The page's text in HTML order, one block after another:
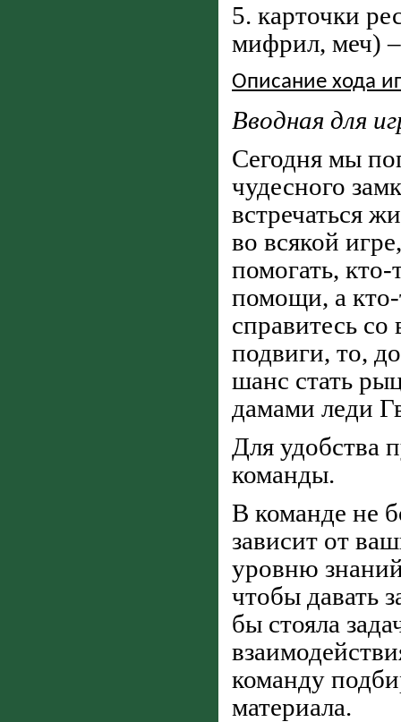
5. карточки
мифрил, меч)
Описание хода
Вводная для
Сегодня мы
чудесного
встречаться
во всякой
помогать,
помощи, а кто-
справитесь
подвиги, то,
шанс стать
дамами леди
Для удобства
команды.
В команде не
зависит от
уровню
чтобы давать
бы стояла
команду
материала.